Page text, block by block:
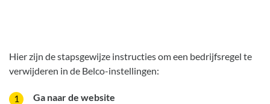
Hier zijn de stapsgewijze instructies om een bedrijfsregel te
verwijderen in de Belco-instellingen:
Ga naar de website